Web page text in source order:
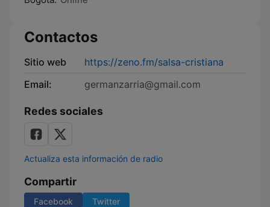
Contactos
Sitio web
https://zeno.fm/salsa-cristiana
Email:
germanzarria@gmail.com
Redes sociales
Actualiza esta información de radio
Compartir
Facebook Twitter